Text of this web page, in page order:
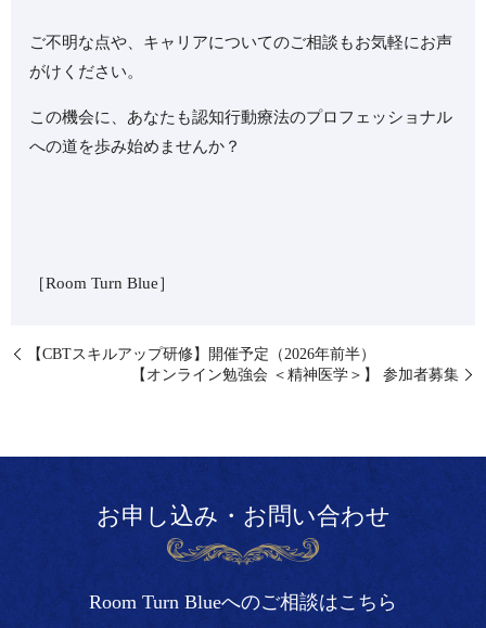
ご不明な点や、キャリアについてのご相談もお気軽にお声
がけください。
この機会に、あなたも認知行動療法のプロフェッショナル
への道を歩み始めませんか？
［Room Turn Blue］ ⁡
【CBTスキルアップ研修】開催予定（2026年前半）
【オンライン勉強会 ＜精神医学＞】 参加者募集
お申し込み・お問い合わせ
Room Turn Blueへのご相談はこちら